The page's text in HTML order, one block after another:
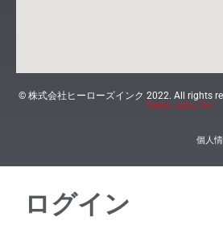
© 株式会社ヒーローズインク 2022. All rights
Tokyo Juho, Inc.
個人
ログイン